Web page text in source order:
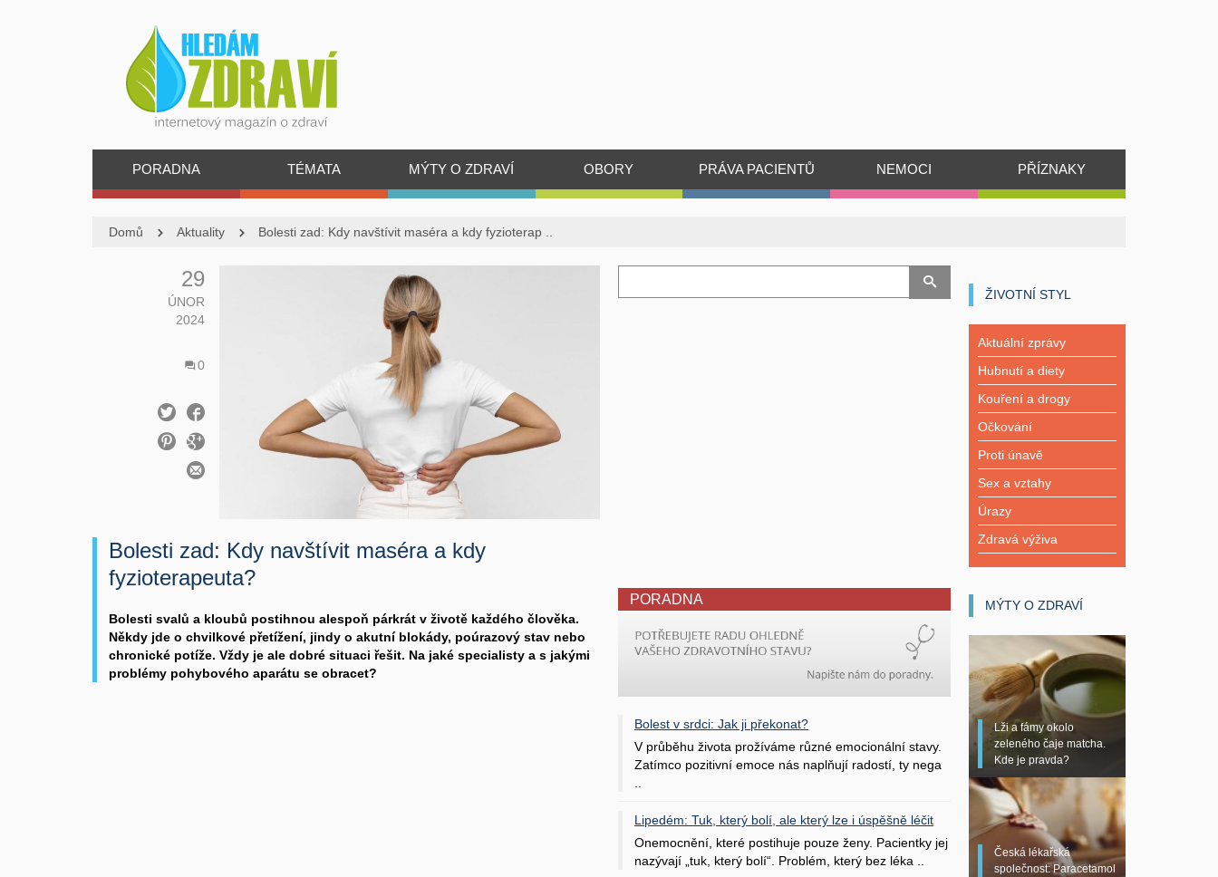
PORADNA TÉMATA MÝTY O ZDRAVÍ OBORY PRÁVA PACIENTŮ NEMOCI PŘÍZNAKY
Domů Aktuality Bolesti zad: Kdy navštívit maséra a kdy fyzioterap ..
29
ÚNOR
2024
0
Bolesti zad: Kdy navštívit maséra a kdy
fyzioterapeuta?
Bolesti svalů a kloubů postihnou alespoň párkrát v životě každého člověka.
Někdy jde o chvilkové přetížení, jindy o akutní blokády, poúrazový stav nebo
chronické potíže. Vždy je ale dobré situaci řešit. Na jaké specialisty a s jakými
problémy pohybového aparátu se obracet?
PORADNA
Bolest v srdci: Jak ji překonat?
V průběhu života prožíváme různé emocionální stavy.
Zatímco pozitivní emoce nás naplňují radostí, ty nega
Lipedém: Tuk, který bolí, ale který lze i úspěšně léčit
Onemocnění, které postihuje pouze ženy. Pacientky jej
nazývají „tuk, který bolí“. Problém, který bez léka ..
ŽIVOTNÍ STYL
Aktuální zprávy
Hubnutí a diety
Kouření a drogy
Očkování
Proti únavě
Sex a vztahy
Úrazy
Zdravá výživa
MÝTY O ZDRAVÍ
Lži a fámy okolo
zeleného čaje matcha.
Kde je pravda?
Česká lékařská
společnost: Paracetamol